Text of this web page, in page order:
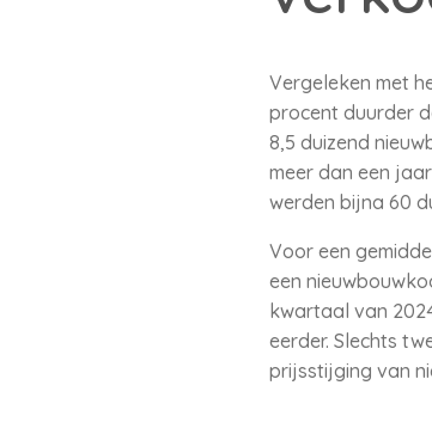
Vergeleken met
procent duurder
8,5 duizend
meer dan een
werden bijna 60
Voor een
een
kwartaal van
eerder. Slechts
prijsstijging van